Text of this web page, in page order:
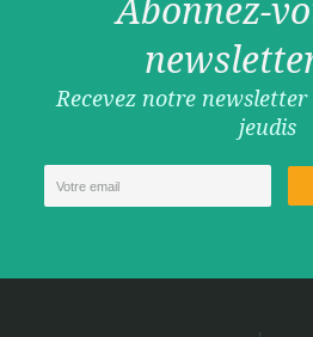
Abonnez-
Recevez notre
jeudis